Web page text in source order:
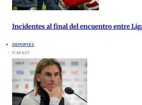
Incidentes al final del encuentro entre
DEPORTES
11:28 ECT